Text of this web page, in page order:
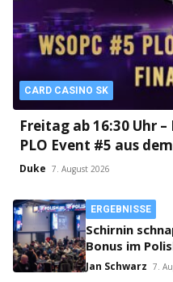
CARD CASINO SK
Freitag ab 16:30 Uhr –
PLO Event #5 aus
Duke 7. August 2026
ERGEBNISSE
Schirnin
Bonus im
Jan Schwarz 7.